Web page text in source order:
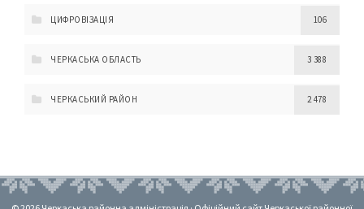
ЦИФРОВІЗАЦІЯ 106
ЧЕРКАСЬКА ОБЛАСТЬ 3 388
ЧЕРКАСЬКИЙ РАЙОН 2 478